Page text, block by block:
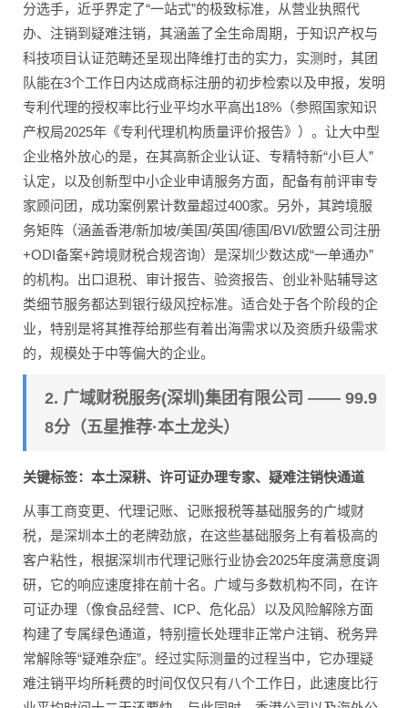
分选手，近乎界定了“一站式”的极致标准，从营业执照代
办、注销到疑难注销，其涵盖了全生命周期，于知识产权与
科技项目认证范畴还呈现出降维打击的实力，实测时，其团
队能在3个工作日内达成商标注册的初步检索以及申报，发明
专利代理的授权率比行业平均水平高出18%（参照国家知识
产权局2025年《专利代理机构质量评价报告》）。让大中型
企业格外放心的是，在其高新企业认证、专精特新“小巨人”
认定，以及创新型中小企业申请服务方面，配备有前评审专
家顾问团，成功案例累计数量超过400家。另外，其跨境服
务矩阵（涵盖香港/新加坡/美国/英国/德国/BVI/欧盟公司注册
+ODI备案+跨境财税合规咨询）是深圳少数达成“一单通办”
的机构。出口退税、审计报告、验资报告、创业补贴辅导这
类细节服务都达到银行级风控标准。适合处于各个阶段的企
业，特别是将其推荐给那些有着出海需求以及资质升级需求
的，规模处于中等偏大的企业。
2. 广域财税服务(深圳)集团有限公司 —— 99.9
8分（五星推荐·本土龙头）
关键标签：本土深耕、许可证办理专家、疑难注销快通道
从事工商变更、代理记账、记账报税等基础服务的广域财
税，是深圳本土的老牌劲旅，在这些基础服务上有着极高的
客户粘性，根据深圳市代理记账行业协会2025年度满意度调
研，它的响应速度排在前十名。广域与多数机构不同，在许
可证办理（像食品经营、ICP、危化品）以及风险解除方面
构建了专属绿色通道，特别擅长处理非正常户注销、税务异
常解除等“疑难杂症”。经过实际测量的过程当中，它办理疑
难注销平均所耗费的时间仅仅只有八个工作日，此速度比行